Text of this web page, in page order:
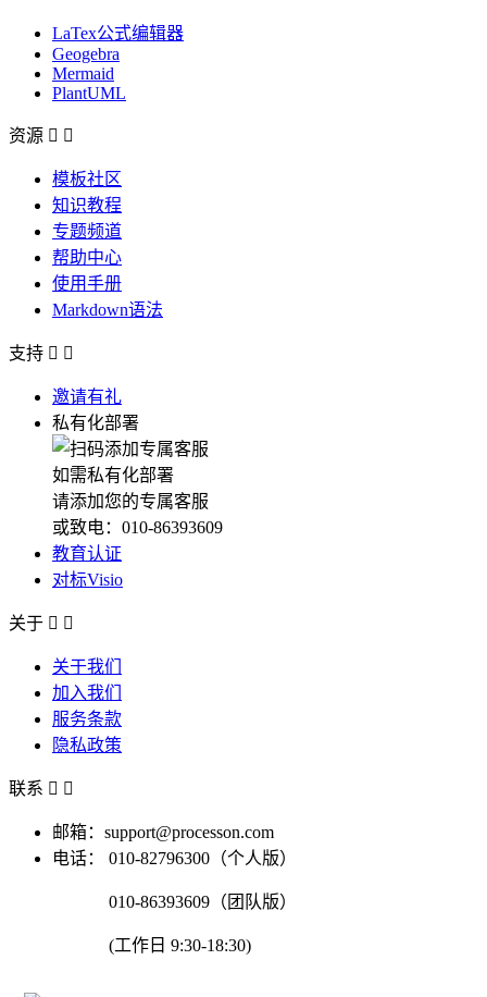
LaTex公式编辑器
Geogebra
Mermaid
PlantUML
资源  
模板社区
知识教程
专题频道
帮助中心
使用手册
Markdown语法
支持  
邀请有礼
私有化部署
如需私有化部署
请添加您的专属客服
或致电：010-86393609
教育认证
对标Visio
关于  
关于我们
加入我们
服务条款
隐私政策
联系  
邮箱：support@processon.com
电话：
010-82796300（个人版）
010-86393609（团队版）
(工作日 9:30-18:30)